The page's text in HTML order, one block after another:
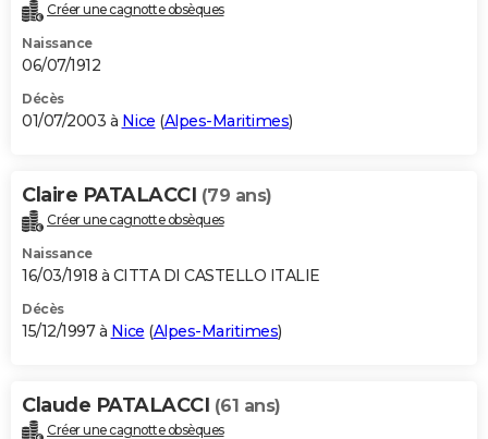
Créer une cagnotte obsèques
Naissance
06/07/1912
Décès
01/07/2003 à Nice (Alpes-Maritimes)
Claire PATALACCI (79 ans)
Créer une cagnotte obsèques
Naissance
16/03/1918 à CITTA DI CASTELLO ITALIE
Décès
15/12/1997 à Nice (Alpes-Maritimes)
Claude PATALACCI (61 ans)
Créer une cagnotte obsèques